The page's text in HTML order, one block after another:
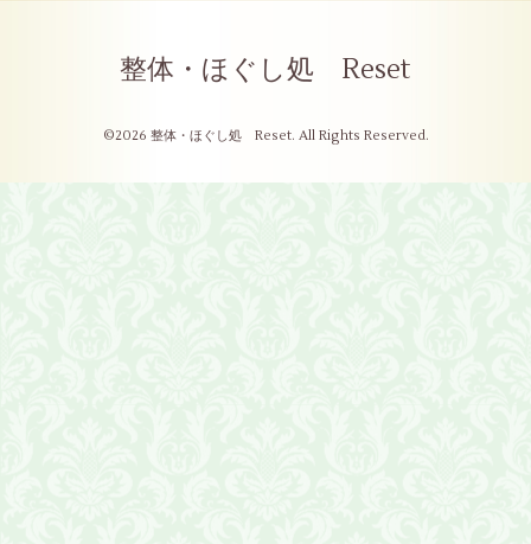
整体・ほぐし処 Reset
©2026 整体・ほぐし処 Reset. All Rights Reserved.